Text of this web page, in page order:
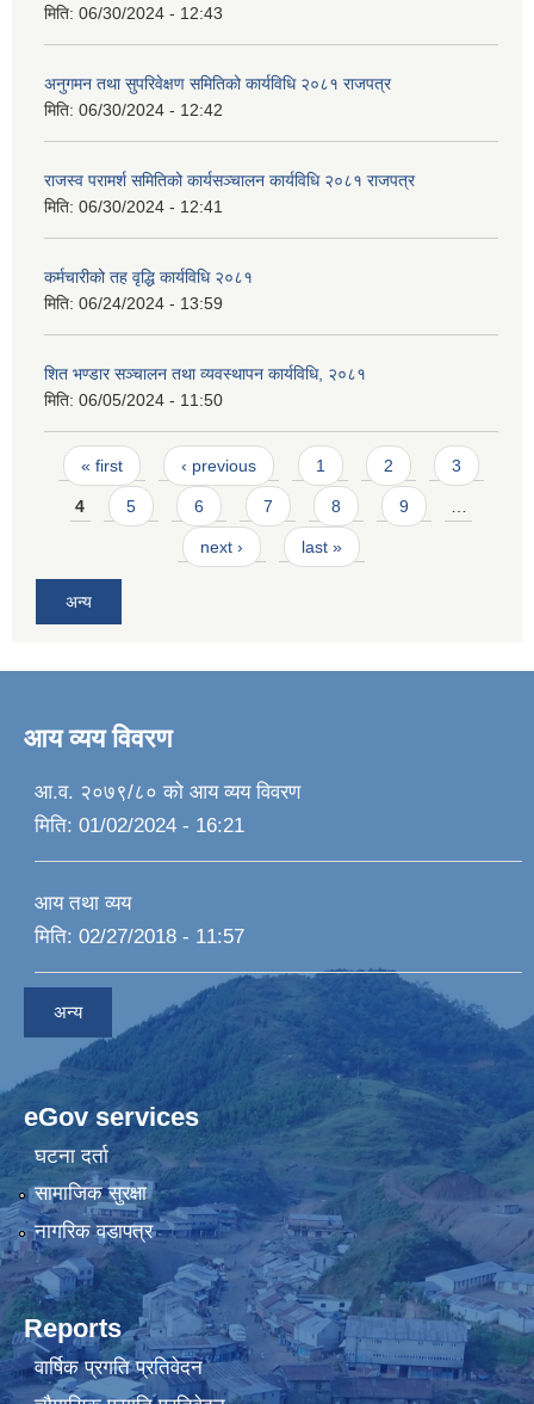
मिति: 06/30/2024 - 12:43
अनुगमन तथा सुपरिवेक्षण समितिको कार्यविधि २०८१ राजपत्र
मिति: 06/30/2024 - 12:42
राजस्व परामर्श समितिको कार्यसञ्चालन कार्यविधि २०८१ राजपत्र
मिति: 06/30/2024 - 12:41
कर्मचारीको तह वृद्धि कार्यविधि २०८१
मिति: 06/24/2024 - 13:59
शित भण्डार सञ्चालन तथा व्यवस्थापन कार्यविधि, २०८१
मिति: 06/05/2024 - 11:50
Pages
« first ‹ previous 1 2 3
4 5 6 7 8 9
next › last »
अन्य
आय व्यय विवरण
आ.व. २०७९/८० को आय व्यय विवरण
मिति: 01/02/2024 - 16:21
आय तथा व्यय
मिति: 02/27/2018 - 11:57
अन्य
eGov services
घटना दर्ता
सामाजिक सुरक्षा
नागरिक वडापत्र
Reports
वार्षिक प्रगति प्रतिवेदन